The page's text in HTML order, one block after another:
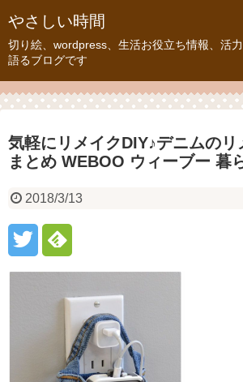
やさしい時間
切り絵、wordpress、生活お役立ち情報、活
語るブログです
気軽にリメイクDIY♪デニムの
まとめ WEBOO ウィーブー 暮
2018/3/13